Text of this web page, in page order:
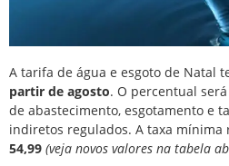
A tarifa de água e esgoto de Natal
partir de agosto. O percentual
de abastecimento, esgotamento e
indiretos regulados. A taxa mínima
54,99 (veja novos valores na tabela